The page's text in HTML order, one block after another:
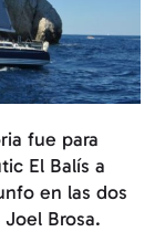
fue para
El Balís a
en las dos
Joel Brosa.